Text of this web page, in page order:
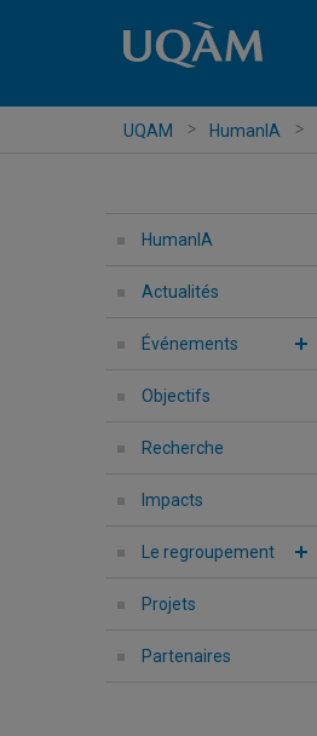
UQAM HumanIA
HumanIA
Actualités
Événements
Objectifs
Recherche
Impacts
Le regroupement
Projets
Partenaires